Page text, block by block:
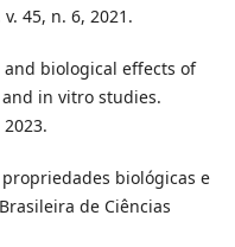
45, n. 6, 2021.
and biological effects of
in vitro studies.
propriedades biológicas e
de Ciências